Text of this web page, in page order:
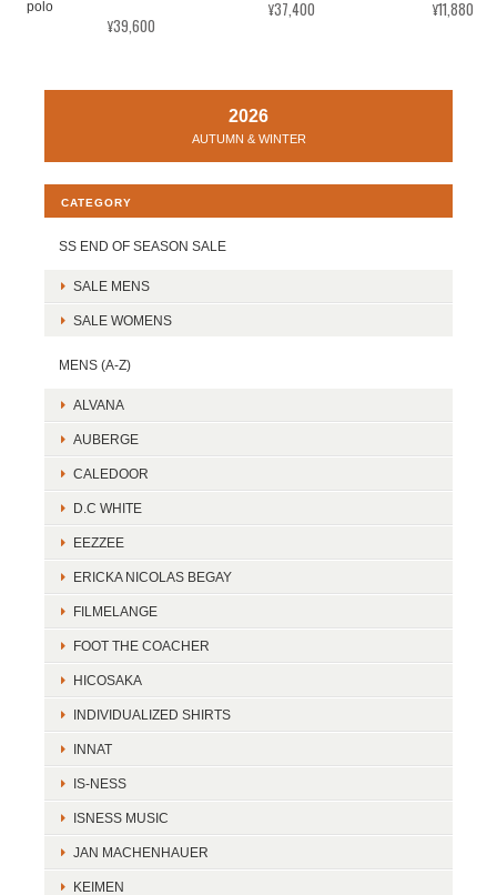
polo
¥39,600
¥37,400 ¥11,880
2026
AUTUMN & WINTER
CATEGORY
SS END OF SEASON SALE
SALE MENS
SALE WOMENS
MENS (A-Z)
ALVANA
AUBERGE
CALEDOOR
D.C WHITE
EEZZEE
ERICKA NICOLAS BEGAY
FILMELANGE
FOOT THE COACHER
HICOSAKA
INDIVIDUALIZED SHIRTS
INNAT
IS-NESS
ISNESS MUSIC
JAN MACHENHAUER
KEIMEN